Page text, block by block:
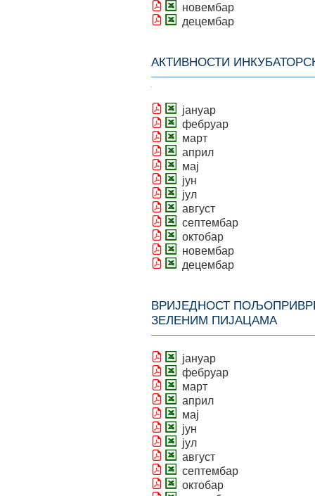
новембар
децембар
АКТИВНОСТИ
јануар
фебруар
март
април
мај
јун
јул
август
септембар
октобар
новембар
децембар
ВРИЈЕДНОСТ
ЗЕЛЕНИМ ПИЈАЦАМА
јануар
фебруар
март
април
мај
јун
јул
август
септембар
октобар